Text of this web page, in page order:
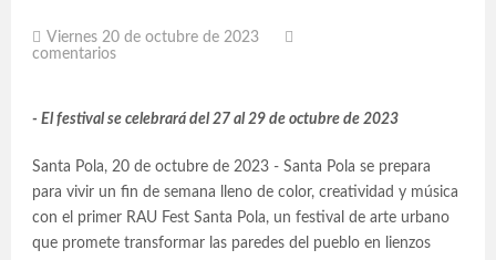
Viernes 20 de octubre de 2023
comentarios
- El festival se celebrará del 27 al 29 de octubre de 2023
Santa Pola, 20 de octubre de 2023 - Santa Pola se prepara
para vivir un fin de semana lleno de color, creatividad y música
con el primer RAU Fest Santa Pola, un festival de arte urbano
que promete transformar las paredes del pueblo en lienzos